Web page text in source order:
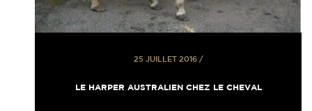
25 JUILLET 2016/
LE HARPER AUSTRALIEN CHEZ LE CHEVAL